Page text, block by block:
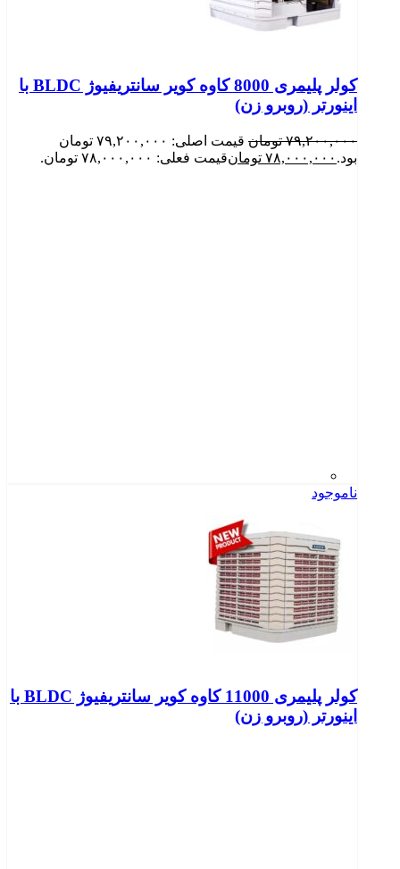
کولر پلیمری 8000 کاوه کویر سانتریفیوژ BLDC با
اینورتر (روبرو زن)
۷۹,۲۰۰,۰۰۰ تومان
قیمت اصلی: ۷۹,۲۰۰,۰۰۰ تومان
بود. ۷۸,۰۰۰,۰۰۰ تومانقیمت فعلی: ۷۸,۰۰۰,۰۰۰ تومان.
ناموجود
کولر پلیمری 11000 کاوه کویر سانتریفیوژ BLDC با
اینورتر (روبرو زن)